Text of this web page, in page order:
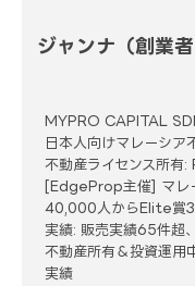
ジャンナ（創業
MYPRO CAPITAL
日本人向けマレーシア
不動産ライセンス所有:
[EdgeProp主催] マレ
40,000人からElite賞
実績: 販売実績65件超
不動産所有＆投資運
実績